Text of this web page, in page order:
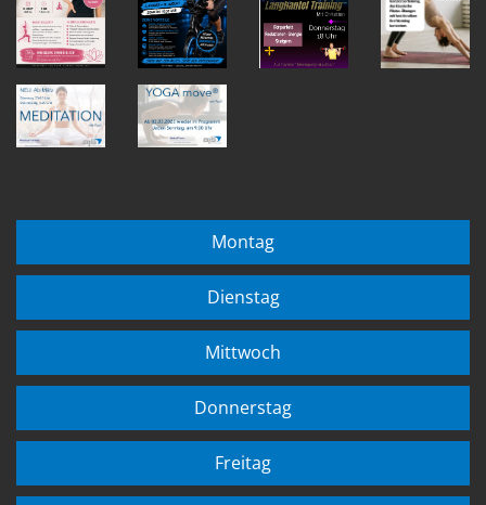
Montag
Dienstag
Mittwoch
Donnerstag
Freitag